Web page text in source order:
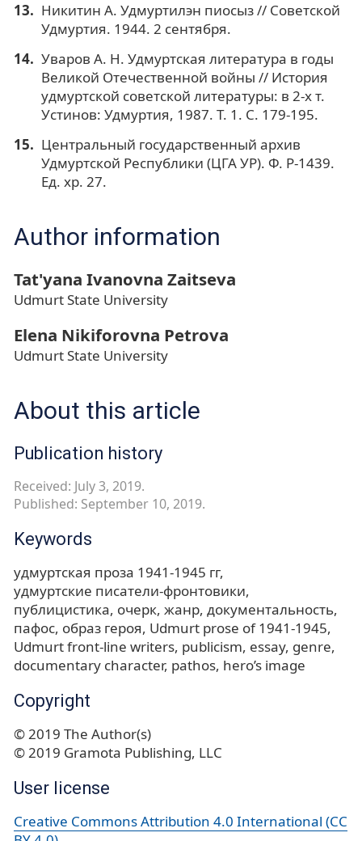
Никитин А. Удмуртилэн пиосыз // Советской
Удмуртия. 1944. 2 сентября.
Уваров А. Н. Удмуртская литература в годы
Великой Отечественной войны // История
удмуртской советской литературы: в 2-х т.
Устинов: Удмуртия, 1987. Т. 1. С. 179-195.
Центральный государственный архив
Удмуртской Республики (ЦГА УР). Ф. Р-1439.
Ед. хр. 27.
Author information
Tat'yana Ivanovna Zaitseva
Udmurt State University
Elena Nikiforovna Petrova
Udmurt State University
About this article
Publication history
Received: July 3, 2019.
Published: September 10, 2019.
Keywords
удмуртская проза 1941-1945 гг
удмуртские писатели-фронтовики
публицистика очерк жанр документальность
пафос образ героя Udmurt prose of 1941-1945
Udmurt front-line writers publicism essay genre
documentary character pathos hero’s image
Copyright
© 2019 The Author(s)
© 2019 Gramota Publishing, LLC
User license
Creative Commons Attribution 4.0 International (CC